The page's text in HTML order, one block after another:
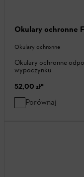
Okulary ochronne
Okulary ochronne
Okulary ochronne
wypoczynku
52,00 zł*
Porównaj